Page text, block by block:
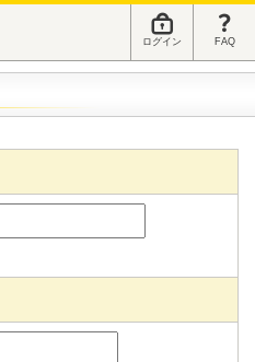
ログイン FAQ